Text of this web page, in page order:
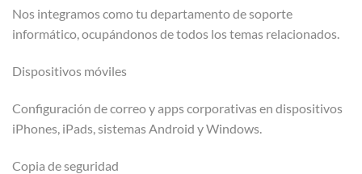
Nos integramos como tu departamento de soporte
informático, ocupándonos de todos los temas relacionados.
Dispositivos móviles
Configuración de correo y apps corporativas en dispositivos
iPhones, iPads, sistemas Android y Windows.
Copia de seguridad